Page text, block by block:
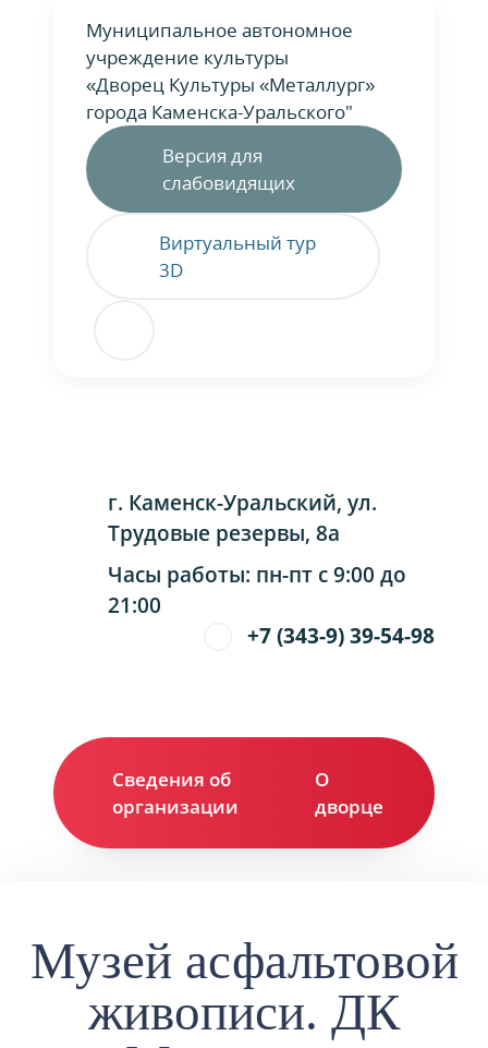
Муниципальное автономное
учреждение культуры
«Дворец Культуры «Металлург»
города Каменска-Уральского"
Версия для
слабовидящих
Виртуальный тур
3D
г. Каменск-Уральский, ул.
Трудовые резервы, 8а
Часы работы: пн-пт с 9:00 до
21:00
+7 (343-9) 39-54-98
Сведения об
организации
О
дворце
Музей асфальтовой
живописи. ДК